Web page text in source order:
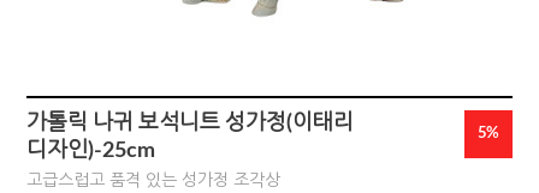
가톨릭 나귀 보석니트 성가정(이태리
디자인)-25cm
고급스럽고 품격 있는 성가정 조각상
5%